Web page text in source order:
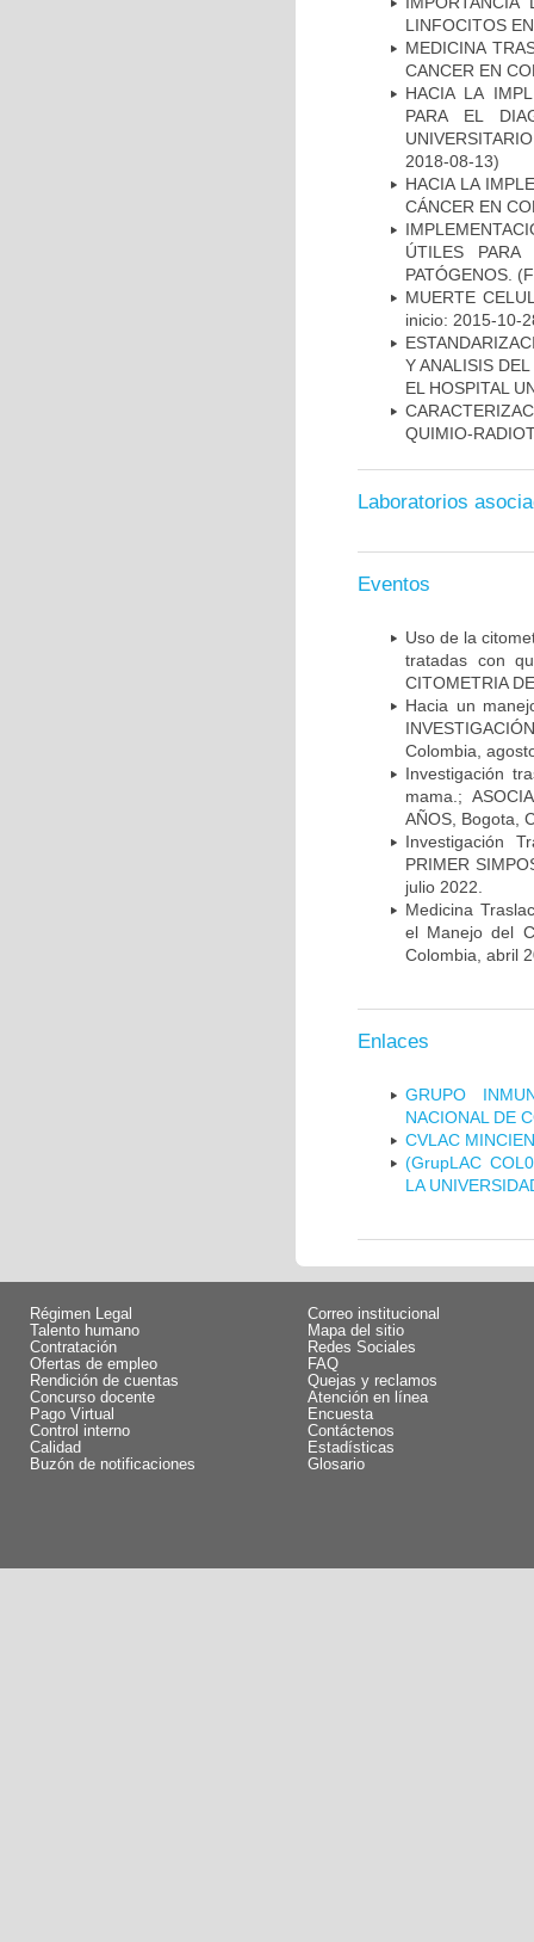
LINFOCITOS
MEDICINA
CANCER EN
HACIA LA
PARA EL
2018-08-13)
HACIA LA
CÁNCER EN
ÚTILES
PATÓGENOS.
MUERTE
inicio: 2015-10-
Y ANALISIS
EL HOSPITAL
QUIMIO-
Laboratorios
Eventos
Uso de la
tratadas con
CITOMETRIA
Hacia un
Colombia,
Investigación
mama.;
AÑOS, Bogota,
Investigación
PRIMER
julio 2022.
Medicina
el Manejo del
Colombia, abril
Enlaces
GRUPO
NACIONAL DE
CVLAC
(GrupLAC
LA
Régimen Legal
Talento humano
Contratación
Ofertas de empleo
Rendición de cuentas
Concurso docente
Pago Virtual
Control interno
Calidad
Buzón de notificaciones
Correo institucional
Mapa del sitio
Redes Sociales
FAQ
Quejas y reclamos
Atención en línea
Encuesta
Contáctenos
Estadísticas
Glosario